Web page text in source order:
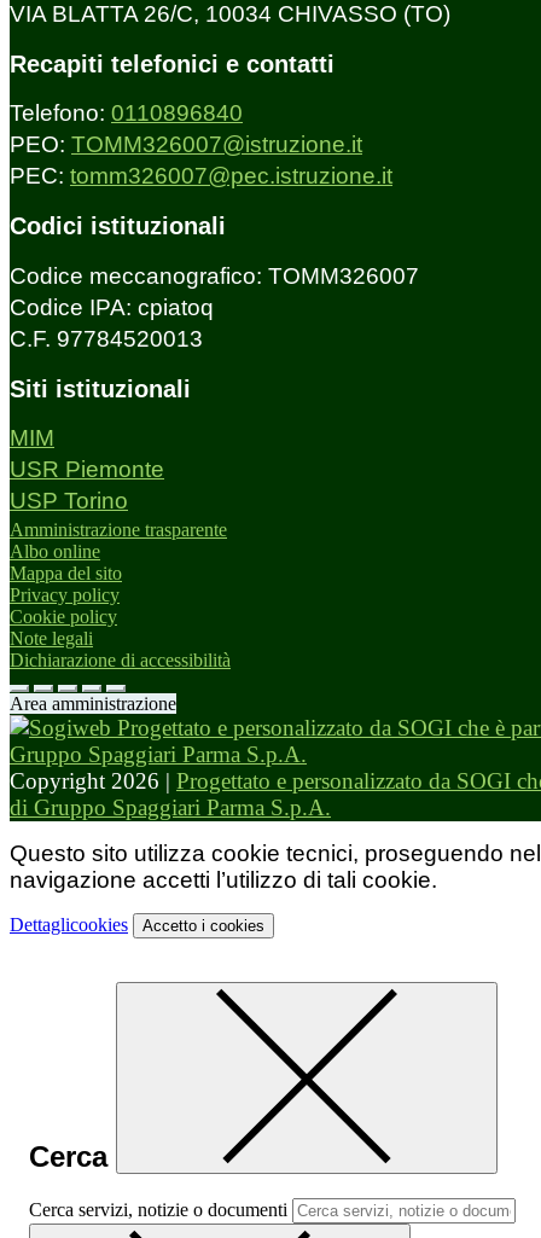
VIA BLATTA 26/C, 10034 CHIVASSO (TO)
Recapiti telefonici e contatti
Telefono: 0110896840
PEO: TOMM326007@istruzione.it
PEC: tomm326007@pec.istruzione.it
Codici istituzionali
Codice meccanografico: TOMM326007
Codice IPA: cpiatoq
C.F. 97784520013
Siti istituzionali
MIM
USR Piemonte
USP Torino
Amministrazione trasparente
Albo online
Mappa del sito
Privacy policy
Cookie policy
Note legali
Dichiarazione di accessibilità
Area amministrazione
Copyright 2026 | Progettato e personalizzato da SOGI
di Gruppo Spaggiari Parma S.p.A.
Questo sito utilizza cookie tecnici, proseguendo
navigazione accetti l’utilizzo di tali cookie.
Dettaglicookies Accetto i cookies
Cerca
Cerca servizi, notizie o documenti